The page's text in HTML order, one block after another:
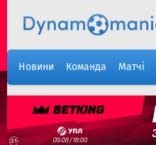
Новини Команда Матчі